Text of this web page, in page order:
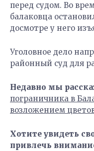
перед судом. Во
балаковца
досмотре у него
Уголовное дело
районный суд для
Недавно мы
пограничника в
возложением
Хотите увидеть
привлечь